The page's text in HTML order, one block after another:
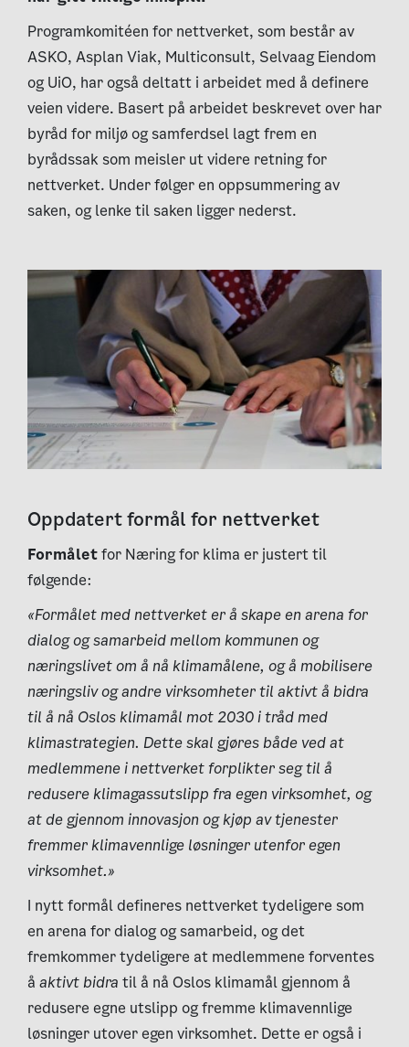
Programkomitéen for nettverket, som består av
ASKO, Asplan Viak, Multiconsult, Selvaag Eiendom
og UiO, har også deltatt i arbeidet med å definere
veien videre. Basert på arbeidet beskrevet over har
byråd for miljø og samferdsel lagt frem en
byrådssak som meisler ut videre retning for
nettverket. Under følger en oppsummering av
saken, og lenke til saken ligger nederst.
Oppdatert formål for nettverket
Formåletfor Næring for klima er justert til
følgende:
«Formålet med nettverket er å skape en arena for
dialog og samarbeid mellom kommunen og
næringslivet om å nå klimamålene, og å mobilisere
næringsliv og andre virksomheter til aktivt å bidra
til å nå Oslos klimamål mot 2030 i tråd med
klimastrategien. Dette skal gjøres både ved at
medlemmene i nettverket forplikter seg til å
redusere klimagassutslipp fra egen virksomhet, og
at de gjennom innovasjon og kjøp av tjenester
fremmer klimavennlige løsninger utenfor egen
virksomhet.»
I nytt formål defineres nettverket tydeligere som
en arena for dialog og samarbeid, og det
fremkommer tydeligere at medlemmene forventes
å aktivt bidra til å nå Oslos klimamål gjennom å
redusere egne utslipp og fremme klimavennlige
løsninger utover egen virksomhet. Dette er også i